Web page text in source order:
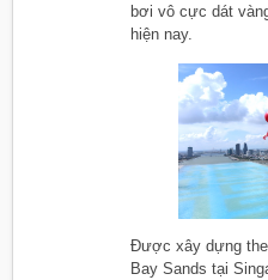
bơi vô cực dát
hiện nay.
Được xây dựng
Bay Sands tại